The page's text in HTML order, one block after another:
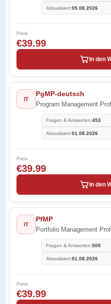
Aktualisiert:05.08.2026
Preis
€39.99
In den
IT
PgMP-deutsch
Program Management
Fragen & Antworten:453
Aktualisiert:01.08.2026
Preis
€39.99
In den
IT
PfMP
Portfolio Management
Fragen & Antworten:500
Aktualisiert:01.08.2026
Preis
€39.99